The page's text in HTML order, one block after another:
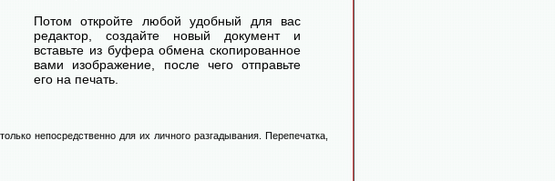
Потом откройте любой удобный для вас
редактор, создайте новый документ и
вставьте из буфера обмена скопированное
вами изображение, после чего отправьте
его на печать.
непосредственно для их личного разгадывания. Перепечатка,